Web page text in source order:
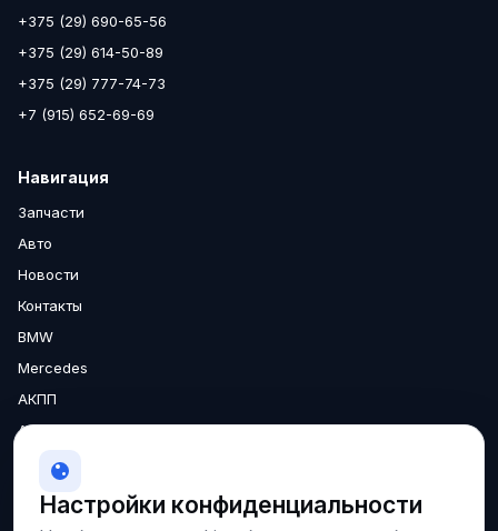
+375 (29) 690-65-56
+375 (29) 614-50-89
+375 (29) 777-74-73
+7 (915) 652-69-69
Навигация
Запчасти
Авто
Новости
Контакты
BMW
Mercedes
АКПП
Аксессуары
Двигатели
МКППНастройки конфиденциальности